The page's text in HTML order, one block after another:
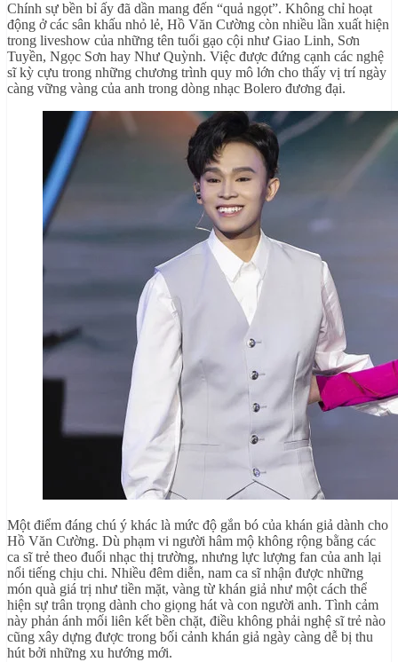
Chính sự bền bỉ ấy đã dần mang đến “quả ngọt”. Không chỉ hoạt
động ở các sân khấu nhỏ lẻ, Hồ Văn Cường còn nhiều lần xuất hiện
trong liveshow của những tên tuổi gạo cội như Giao Linh, Sơn
Tuyền, Ngọc Sơn hay Như Quỳnh. Việc được đứng cạnh các nghệ
sĩ kỳ cựu trong những chương trình quy mô lớn cho thấy vị trí ngày
càng vững vàng của anh trong dòng nhạc Bolero đương đại.
Một điểm đáng chú ý khác là mức độ gắn bó của khán giả dành cho
Hồ Văn Cường. Dù phạm vi người hâm mộ không rộng bằng các
ca sĩ trẻ theo đuổi nhạc thị trường, nhưng lực lượng fan của anh lại
nổi tiếng chịu chi. Nhiều đêm diễn, nam ca sĩ nhận được những
món quà giá trị như tiền mặt, vàng từ khán giả như một cách thể
hiện sự trân trọng dành cho giọng hát và con người anh. Tình cảm
này phản ánh mối liên kết bền chặt, điều không phải nghệ sĩ trẻ nào
cũng xây dựng được trong bối cảnh khán giả ngày càng dễ bị thu
hút bởi những xu hướng mới.